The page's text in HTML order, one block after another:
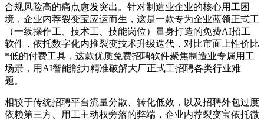
合规风险高的痛点愈发突出。针对制造业企业的核心用工困
境，企业内荐裂变宝应运而生，这是一款专为企业蓝领正式工
（一线操作工、技术工、技能岗位）量身打造的免费AI招工
软件，依托数字化内推裂变技术升级迭代，对比市面上性价比
*低的付费工具，这款优质免费招聘软件聚焦制造业专属用工
场景，用AI智能能力精准破解大厂正式工招聘各类行业难
题。
相较于传统招聘平台流量分散、转化低效，以及招聘外包过度
依赖第三方、用工主动权旁落的弊端，企业内荐裂变宝依托微